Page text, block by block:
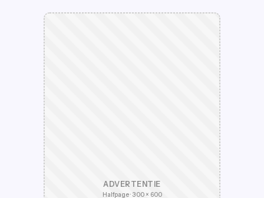
ADVERTENTIE
Halfpage · 300 × 600